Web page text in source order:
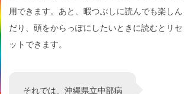
用できます。あと、暇つぶしに読んでも楽しん
だり、頭をからっぽにしたいときに読むとリセ
ットできます。
それでは、沖縄県立中部病